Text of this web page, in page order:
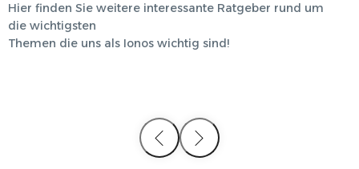
Hier finden Sie weitere interessante Ratgeber rund um
die wichtigsten
Themen die uns als Ionos wichtig sind!